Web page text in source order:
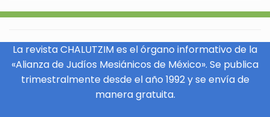
La revista CHALUTZIM es el órgano informativo de la
«Alianza de Judíos Mesiánicos de México». Se publica
trimestralmente desde el año 1992 y se envía de
manera gratuita.